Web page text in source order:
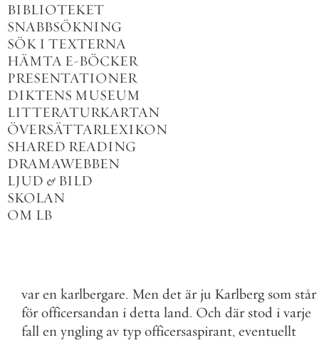
BIBLIOTEKET
SNABBSÖKNING
SÖK I TEXTERNA
HÄMTA E-BÖCKER
PRESENTATIONER
DIKTENS MUSEUM
LITTERATURKARTAN
ÖVERSÄTTARLEXIKON
SHARED READING
DRAMAWEBBEN
LJUD & BILD
SKOLAN
OM LB
var en karlbergare. Men det är ju Karlberg som står
för officersandan i detta land. Och där stod i varje
fall en yngling av typ officersaspirant, eventuellt